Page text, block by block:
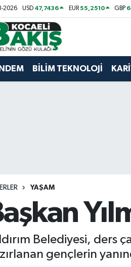
2026 USD 47,7436 EUR55,2510 GBP
BİLİM TEKNOLOJİ
YAŞAM
Belediyesi, ders
gençlerin
Eczaneler